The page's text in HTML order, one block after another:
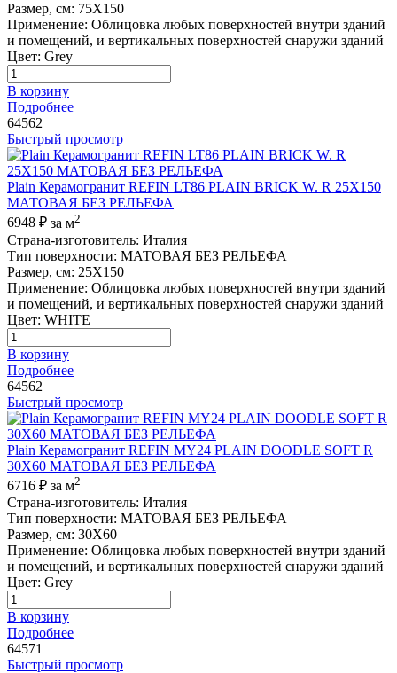
Размер, см: 75X150
Применение: Облицовка любых поверхностей внутри зданий
и помещений, и вертикальных поверхностей снаружи зданий
Цвет: Grey
В корзину
Подробнее
64562
Быстрый просмотр
Plain Керамогранит REFIN LT86 PLAIN BRICK W. R 25X150
МАТОВАЯ БЕЗ РЕЛЬЕФА
6948 ₽ за м2
Страна-изготовитель: Италия
Тип поверхности: МАТОВАЯ БЕЗ РЕЛЬЕФА
Размер, см: 25X150
Применение: Облицовка любых поверхностей внутри зданий
и помещений, и вертикальных поверхностей снаружи зданий
Цвет: WHITE
В корзину
Подробнее
64562
Быстрый просмотр
Plain Керамогранит REFIN MY24 PLAIN DOODLE SOFT R
30X60 МАТОВАЯ БЕЗ РЕЛЬЕФА
6716 ₽ за м2
Страна-изготовитель: Италия
Тип поверхности: МАТОВАЯ БЕЗ РЕЛЬЕФА
Размер, см: 30X60
Применение: Облицовка любых поверхностей внутри зданий
и помещений, и вертикальных поверхностей снаружи зданий
Цвет: Grey
В корзину
Подробнее
64571
Быстрый просмотр